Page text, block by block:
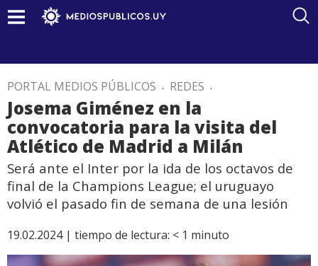
PORTAL MEDIOS PÚBLICOS . REDES .
Josema Giménez en la
convocatoria para la visita del
Atlético de Madrid a Milán
Será ante el Inter por la ida de los octavos de
final de la Champions League; el uruguayo
volvió el pasado fin de semana de una lesión
19.02.2024 | tiempo de lectura: < 1 minuto